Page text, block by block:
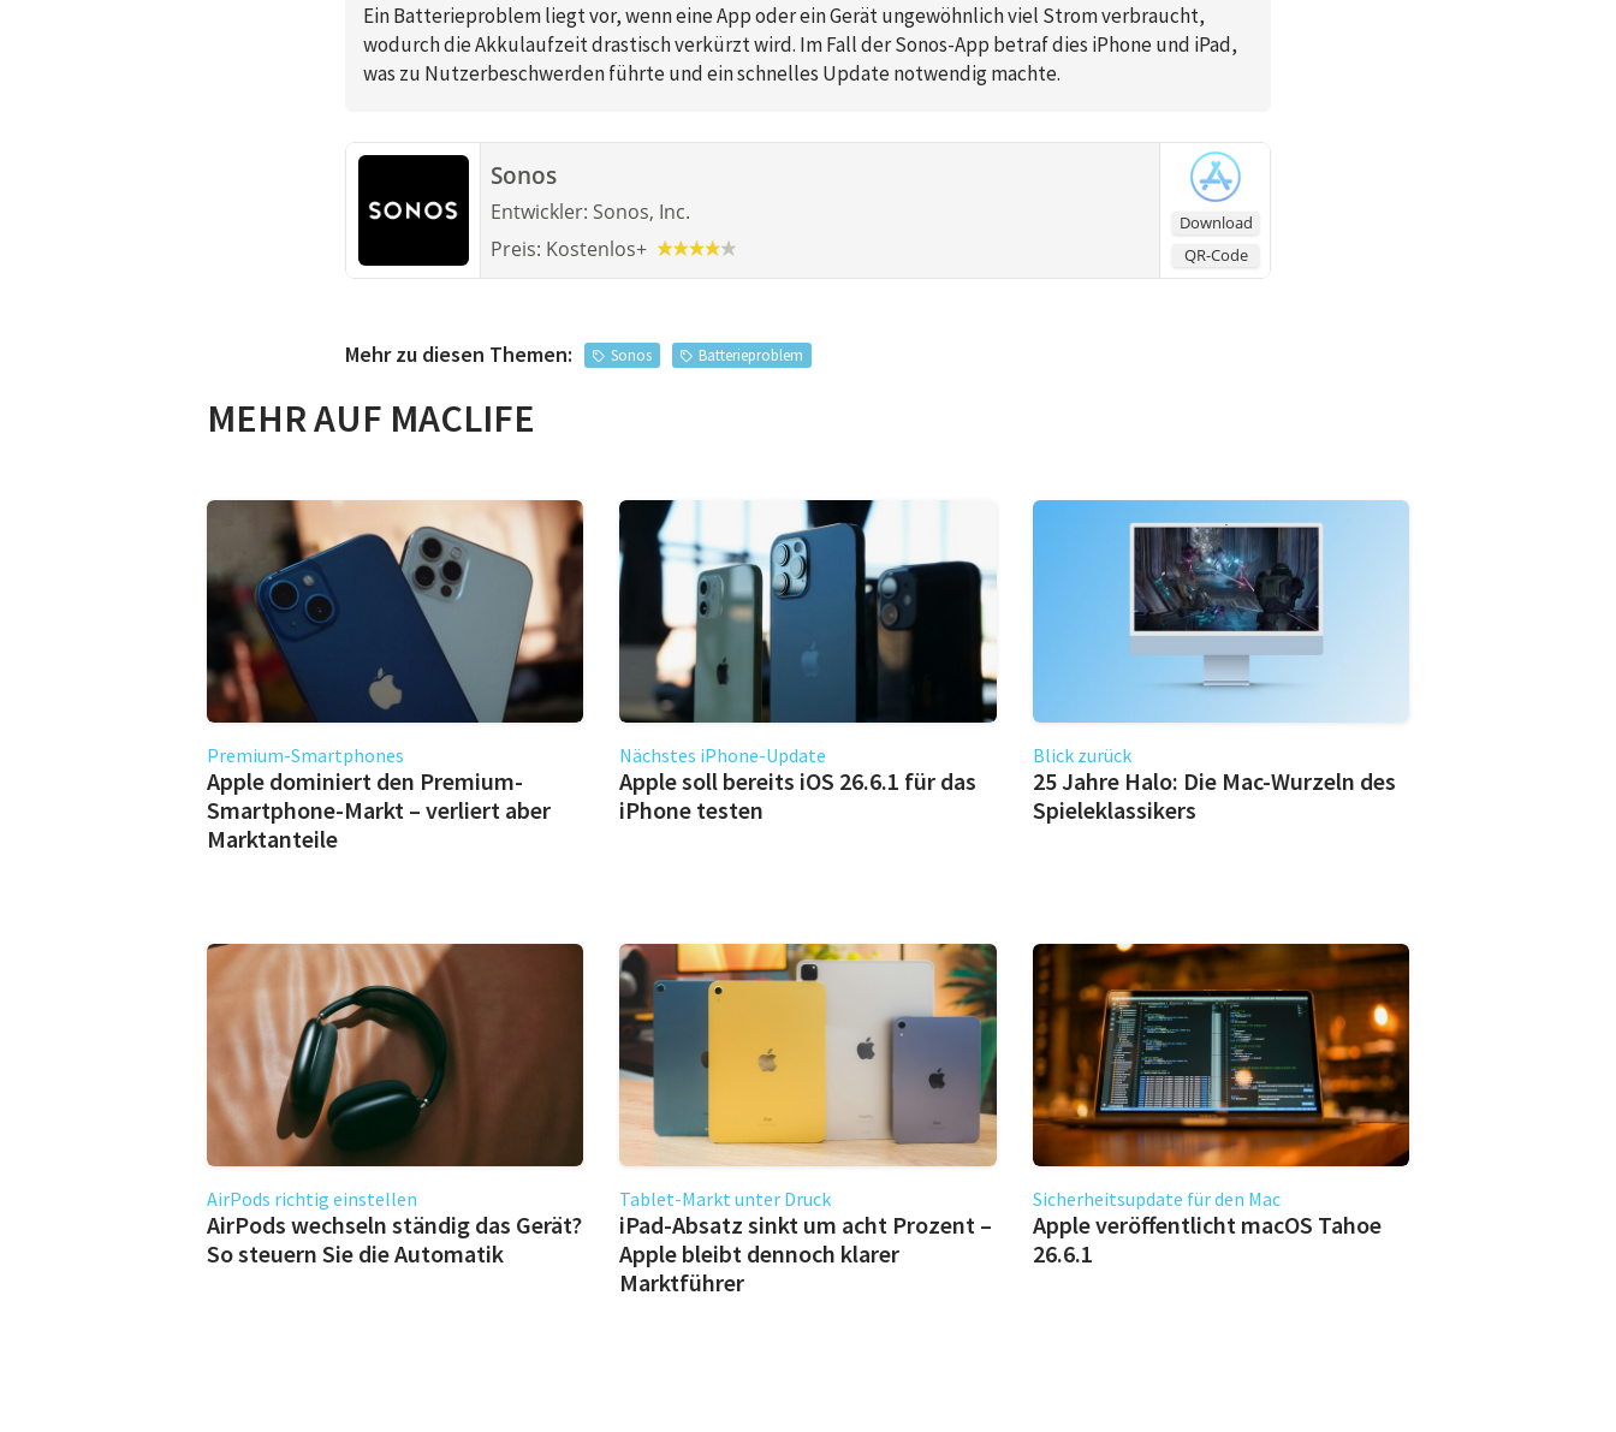
Ein Batterieproblem liegt vor, wenn eine App oder ein Gerät ungewöhnlich viel Strom verbraucht,
wodurch die Akkulaufzeit drastisch verkürzt wird. Im Fall der Sonos-App betraf dies iPhone und iPad,
was zu Nutzerbeschwerden führte und ein schnelles Update notwendig machte.
Download
QR-Code
Sonos
Entwickler: Sonos, Inc.
Preis: Kostenlos+
Mehr zu diesen Themen: Sonos Batterieproblem
MEHR AUF MACLIFE
Premium-Smartphones
Apple dominiert den Premium-
Smartphone-Markt – verliert aber
Marktanteile
Nächstes iPhone-Update
Apple soll bereits iOS 26.6.1 für das
iPhone testen
Blick zurück
25 Jahre Halo: Die Mac-Wurzeln des
Spieleklassikers
AirPods richtig einstellen
AirPods wechseln ständig das Gerät?
So steuern Sie die Automatik
Tablet-Markt unter Druck
iPad-Absatz sinkt um acht Prozent –
Apple bleibt dennoch klarer
Marktführer
Sicherheitsupdate für den Mac
Apple veröffentlicht macOS Tahoe
26.6.1